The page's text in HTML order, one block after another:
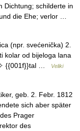
Dichtung; schilderte in
die Ehe; verlor …
(npr. svećenička) 2.
kolar od bijeloga lana
✧ {{001f}}tal …
Veliki
geb. 2. Febr. 1812
sich aber später
Prager
des